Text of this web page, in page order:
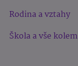
Rodina a vztahy
Škola a vše kolem